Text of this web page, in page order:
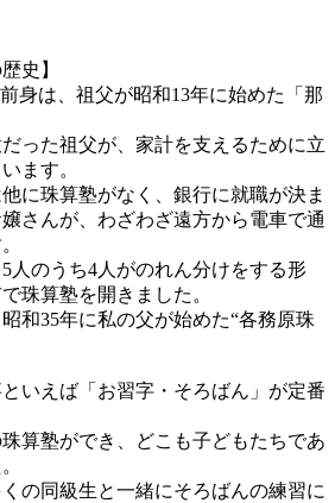
史】
身は、祖父が昭和13年に始めた「那
った祖父が、家計を支えるために立
ます。
に珠算塾がなく、銀行に就職が決ま
さんが、わざわざ遠方から電車で通
人のうち4人がのれん分けをする形
珠算塾を開きました。
和35年に私の父が始めた“各務原珠
いえば「お習字・そろばん」が定番
算塾ができ、どこも子どもたちであ
の同級生と一緒にそろばんの練習に